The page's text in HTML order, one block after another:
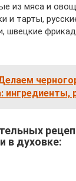
из мяса и
и тарты,
швецкие
ингредиенты,
в духовке: